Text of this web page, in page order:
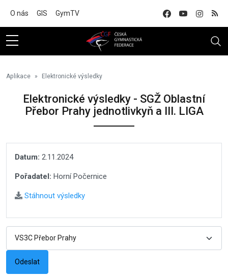
O nás GIS GymTV
Aplikace Elektronické výsledky
Elektronické výsledky - SGŽ Oblastní
Přebor Prahy jednotlivkyň a III. LIGA
Datum: 2.11.2024
Pořadatel: Horní Počernice
Stáhnout výsledky